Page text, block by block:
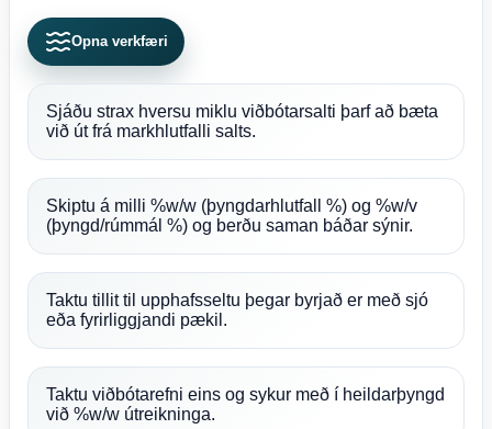
Opna verkfæri
Sjáðu strax hversu miklu viðbótarsalti þarf að bæta
við út frá markhlutfalli salts.
Skiptu á milli %w/w (þyngdarhlutfall %) og %w/v
(þyngd/rúmmál %) og berðu saman báðar sýnir.
Taktu tillit til upphafsseltu þegar byrjað er með sjó
eða fyrirliggjandi pækil.
Taktu viðbótarefni eins og sykur með í heildarþyngd
við %w/w útreikninga.